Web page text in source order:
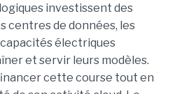
investissent des
centres de données, les
électriques
et servir leurs modèles.
cette course tout en